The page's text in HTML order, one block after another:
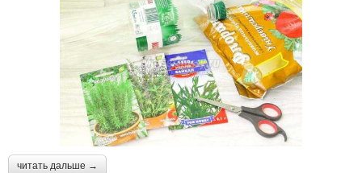
читать дальше →